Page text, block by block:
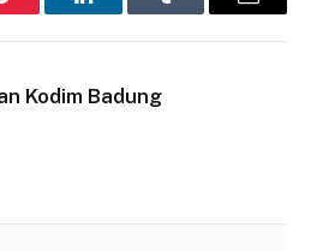
Pinterest LinkedInTumblr Email
Kodim Badung